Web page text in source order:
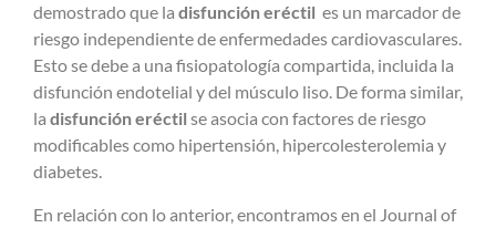
demostrado que la disfunción eréctil es un marcador de
riesgo independiente de enfermedades cardiovasculares.
Esto se debe a una fisiopatología compartida, incluida la
disfunción endotelial y del músculo liso. De forma similar,
la disfunción eréctil se asocia con factores de riesgo
modificables como hipertensión, hipercolesterolemia y
diabetes.
En relación con lo anterior, encontramos en el Journal of